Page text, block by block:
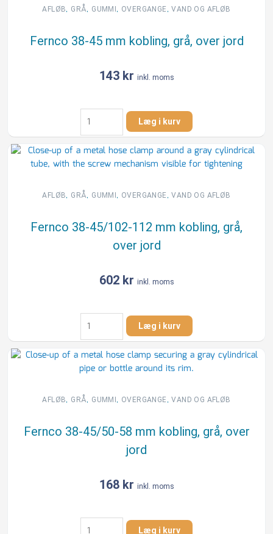
grå,
jord
antal
AFLØB, GRÅ, GUMMI , OVERGANGE,VAND OG AFLØB
Fernco 38-45 mm kobling, grå, over jord
143 kr inkl. moms
Fernco
38-
45
mm
kobling,
over
antal
Læg i kurv
AFLØB, GRÅ, GUMMI , OVERGANGE,VAND OG AFLØB
Fernco 38-45/102-112 mm kobling, grå,
over jord
602 kr inkl. moms
Fernco
38-
45/102-
112
mm
grå,
jord
antal
Læg i kurv
AFLØB, GRÅ, GUMMI , OVERGANGE,VAND OG AFLØB
Fernco 38-45/50-58 mm kobling, grå, over
jord
168 kr inkl. moms
Fernco
Læg i kurv